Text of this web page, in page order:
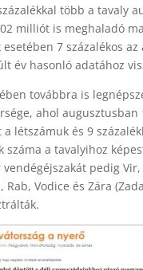
több a tavaly
milliót is meghaladó
7 százalékos
év hasonló adatához
továbbra is
ahol augusztusban
létszámuk és 9
száma a tavalyihoz
pedig Vir,
Vodice és Zára